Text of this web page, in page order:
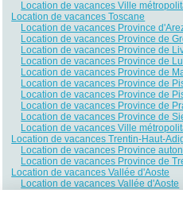
Location de vacances Ville
Location de vacances Toscane
Location de vacances Province
Location de vacances Province de
Location de vacances Province de
Location de vacances Province de
Location de vacances Province de
Location de vacances Province de
Location de vacances Province de
Location de vacances Province de
Location de vacances Province de
Location de vacances Ville
Location de vacances Trentin-Haut-
Location de vacances Province
Location de vacances Province de
Location de vacances Vallée d'Aoste
Location de vacances Vallée d'Aoste